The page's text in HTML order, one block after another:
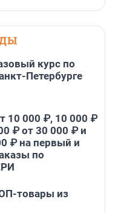
курс по
Петербурге
10 000 ₽, 10 000 ₽
₽ от 30 000 ₽ и
₽ на первый и
по
товары из